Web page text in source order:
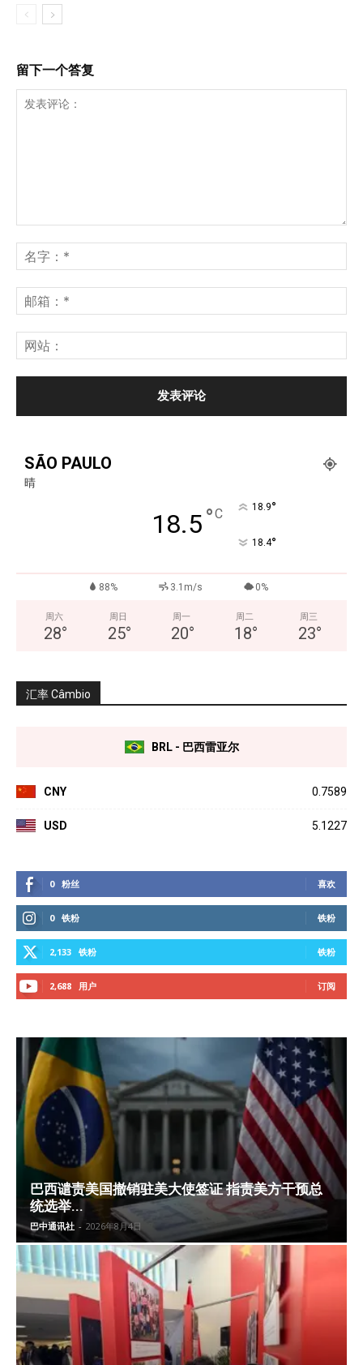
留下一个答复
SÃO PAULO
晴
18.5°C 18.9°
18.4°
88% 3.1m/s 0%
周六
28°
周日
25°
周一
20°
周二
18°
周三
23°
汇率 Câmbio
BRL - 巴西雷亚尔
CNY 0.7589
USD 5.1227
0 粉丝 喜欢
0 铁粉 铁粉
2,133 铁粉 铁粉
2,688 用户 订阅
巴西谴责美国撤销驻美大使签证 指责美方干预总
统选举...
巴中通讯社 - 2026年8月4日